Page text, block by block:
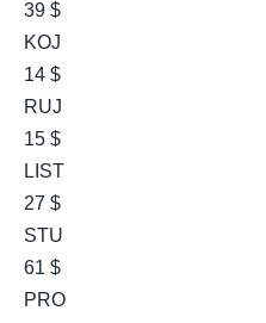
39 $
KOJ
14 $
RUJ
15 $
LIST
27 $
STU
61 $
PRO